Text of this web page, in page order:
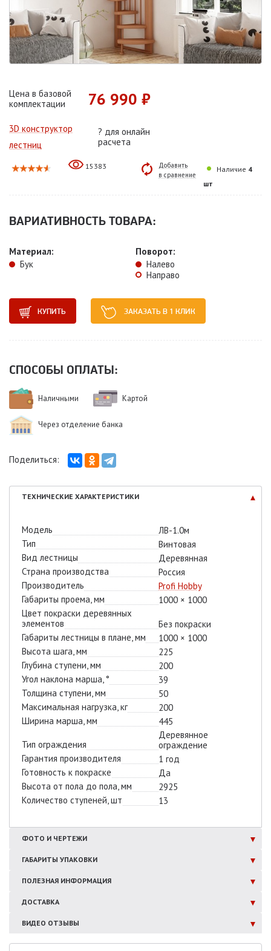
Цена в базовой
комплектации
76 990 ₽
3D конструктор
лестниц
? для онлайн
расчета
15383
Добавить
в сравнение
Наличие 4
шт
ВАРИАТИВНОСТЬ ТОВАРА:
Материал:
Бук
Поворот:
Налево
Направо
КУПИТЬ ЗАКАЗАТЬ В 1 КЛИК
СПОСОБЫ ОПЛАТЫ:
Наличными Картой
Через отделение банка
Поделиться:
ТЕХНИЧЕСКИЕ ХАРАКТЕРИСТИКИ
Модель
ЛВ-1.0м
Тип
Винтовая
Вид лестницы
Деревянная
Страна производства
Россия
Производитель
Profi Hobby
Габариты проема, мм
1000 × 1000
Цвет покраски деревянных
элементов
Без покраски
Габариты лестницы в плане, мм
1000 × 1000
Высота шага, мм
225
Глубина ступени, мм
200
Угол наклона марша, °
39
Толщина ступени, мм
50
Максимальная нагрузка, кг
200
Ширина марша, мм
445
Тип ограждения
Деревянное
ограждение
Гарантия производителя
1 год
Готовность к покраске
Да
Высота от пола до пола, мм
2925
Количество ступеней, шт
13
ФОТО И ЧЕРТЕЖИ
ГАБАРИТЫ УПАКОВКИ
ПОЛЕЗНАЯ ИНФОРМАЦИЯ
ДОСТАВКА
ВИДЕО ОТЗЫВЫ